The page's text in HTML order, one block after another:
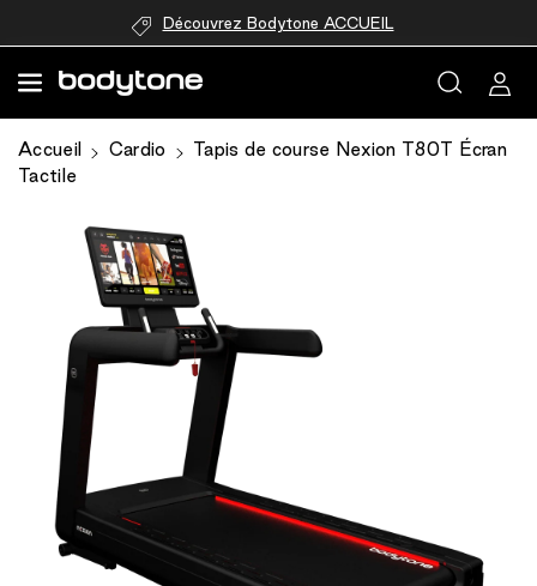
contenu
Découvrez Bodytone ACCUEIL
Accueil Cardio
Tapis de course Nexion T80T Écran
Tactile
informations
produits